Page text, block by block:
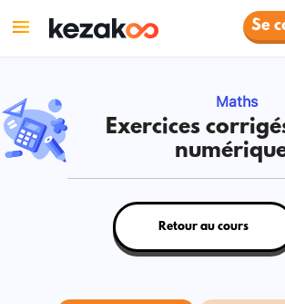
Se
Maths
Exercices
Retour au cours